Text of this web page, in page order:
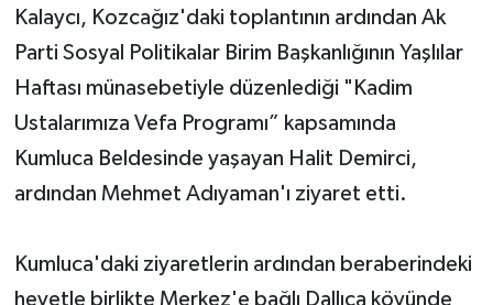
Kalaycı, Kozcağız'daki toplantının ardından Ak
Parti Sosyal Politikalar Birim Başkanlığının Yaşlılar
Haftası münasebetiyle düzenlediği "Kadim
Ustalarımıza Vefa Programı” kapsamında
Kumluca Beldesinde yaşayan Halit Demirci,
ardından Mehmet Adıyaman'ı ziyaret etti.
Kumluca'daki ziyaretlerin ardından beraberindeki
heyetle birlikte Merkez'e bağlı Dallıca köyünde